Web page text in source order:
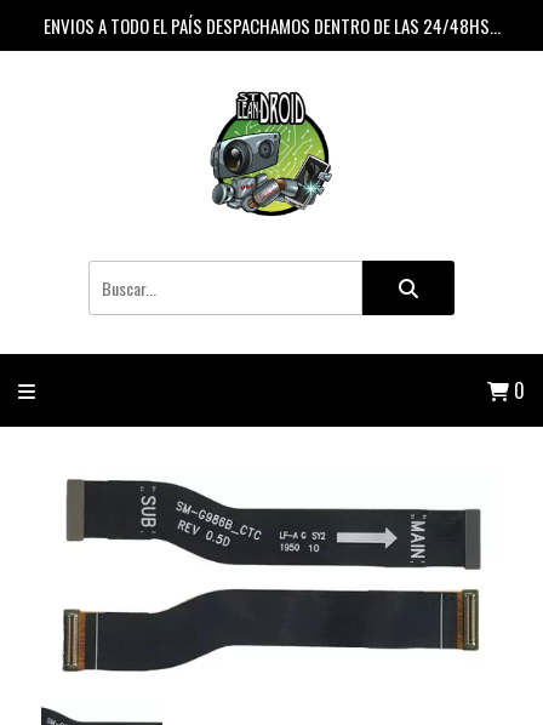
ENVIOS A TODO EL PAÍS DESPACHAMOS DENTRO DE LAS 24/48HS...
0